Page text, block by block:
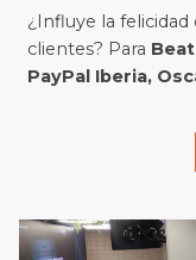
¿Influye la
clientes? Para
PayPal Iberia,